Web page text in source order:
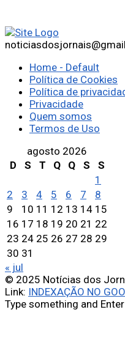
Home - Default
Política de Cookies
Política de
Privacidade
Quem somos
Termos de Uso
agosto 2026
D
S T Q Q S
S
1
2
3 4 5 6 7
8
9
10 11 12 13 14 15
16 17 18 19 20 21 22
23 24 25 26 27 28 29
30 31
« jul
© 2025 Notícias dos
Link: INDEXAÇÃO NO
Type something and Enter